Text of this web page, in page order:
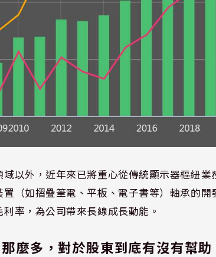
域以外，近年來已將重心從傳統顯示器樞紐
（如摺疊筆電、平板、電子書等）軸承的
率，為公司帶來長線成長動能。
麼多，對於股東到底有沒有幫助